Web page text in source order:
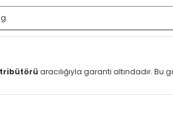
aracılığıyla garanti altındadır.